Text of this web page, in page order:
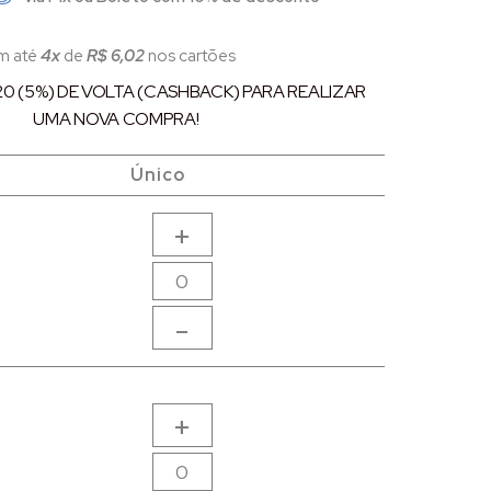
até4xde R$ 6,02nos cartões
(5%) DE VOLTA (CASHBACK) PARA REALIZAR
UMA NOVA COMPRA!
Único
+
-
+
Único